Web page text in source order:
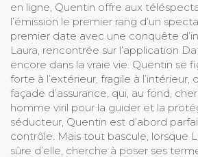
en ligne, Quentin offre aux
l’émission le premier rang d’un
premier date avec une conquête
Laura, rencontrée sur l’application
encore dans la vraie vie. Quentin se
forte à l’extérieur, fragile à l’intérieur,
façade d’assurance, qui, au fond,
homme viril pour la guider et la
séducteur, Quentin est d’abord
contrôle. Mais tout bascule, lorsque
sûre d’elle, cherche à poser ses